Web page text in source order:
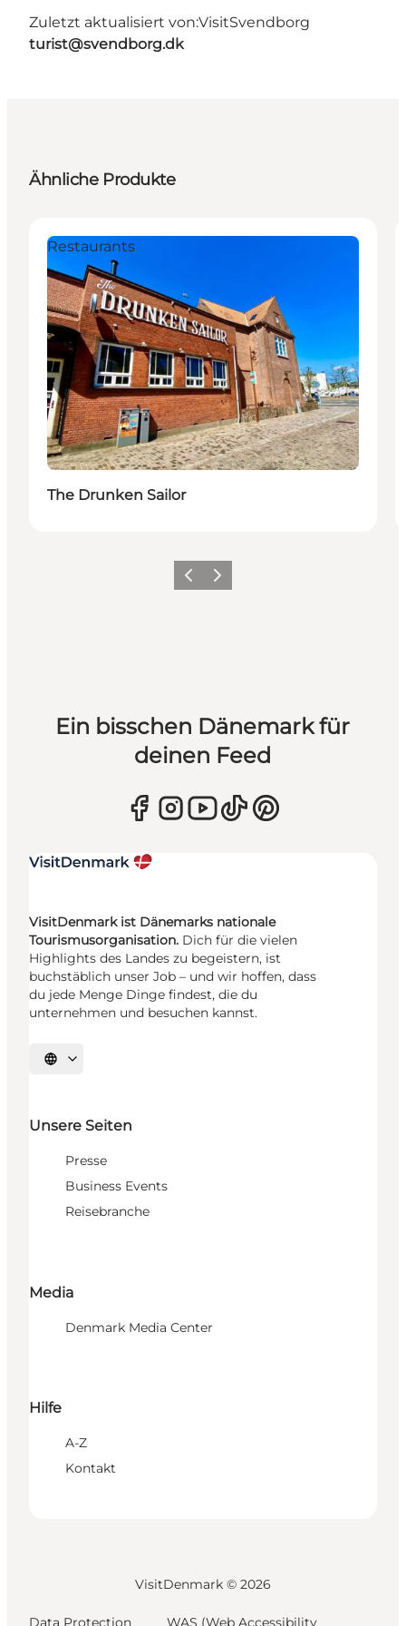
Zuletzt aktualisiert von:VisitSvendborg
turist@svendborg.dk
Ähnliche Produkte
Restaurants
The Drunken Sailor
ZurückWeiter
Ein bisschen Dänemark für
deinen Feed
VisitDenmark ist Dänemarks nationale
Tourismusorganisation. Dich für die vielen
Highlights des Landes zu begeistern, ist
buchstäblich unser Job – und wir hoffen, dass
du jede Menge Dinge findest, die du
unternehmen und besuchen kannst.
Sprache auswählen
Unsere Seiten
Presse
Business Events
Reisebranche
Media
Denmark Media Center
Hilfe
A-Z
Kontakt
VisitDenmark © 2026
Data Protection WAS (Web Accessibility